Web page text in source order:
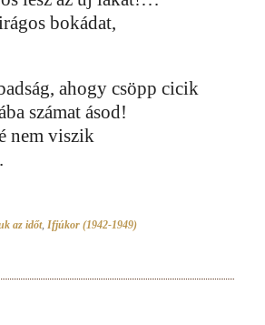
bokádat,
ahogy csöpp cicik
számat ásod!
nem viszik
az időt, Ifjúkor (1942-1949)